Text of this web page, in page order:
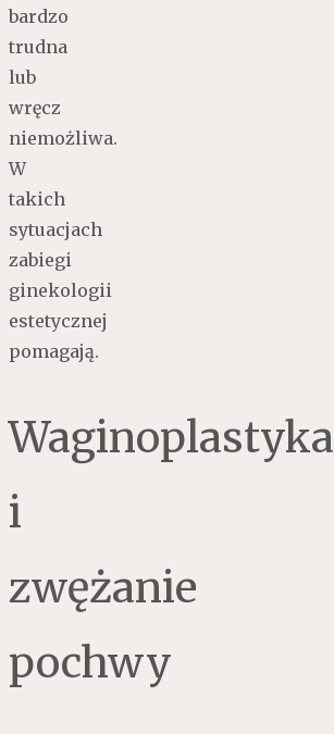
bardzo
trudna
lub
wręcz
niemożliwa.
W
takich
sytuacjach
zabiegi
ginekologii
estetycznej
pomagają.
Waginoplastyka
i
zwężanie
pochwy